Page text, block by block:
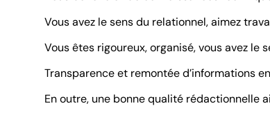
Vous avez le sens du relationnel, aimez
Vous êtes rigoureux, organisé, vous avez
Transparence et remontée d’informations
En outre, une bonne qualité rédactionnelle